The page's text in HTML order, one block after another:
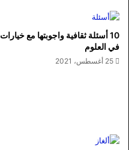
10 أسئلة ثقافية واجوبتها مع خيارات
في العلوم
25 أغسطس، 2021